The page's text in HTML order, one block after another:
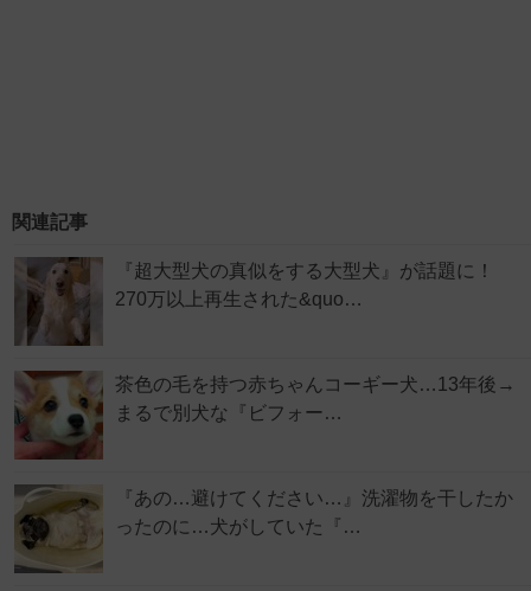
関連記事
『超大型犬の真似をする大型犬』が話題に！
270万以上再生された&quo…
茶色の毛を持つ赤ちゃんコーギー犬…13年後→
まるで別犬な『ビフォー…
『あの…避けてください…』洗濯物を干したか
ったのに…犬がしていた『…